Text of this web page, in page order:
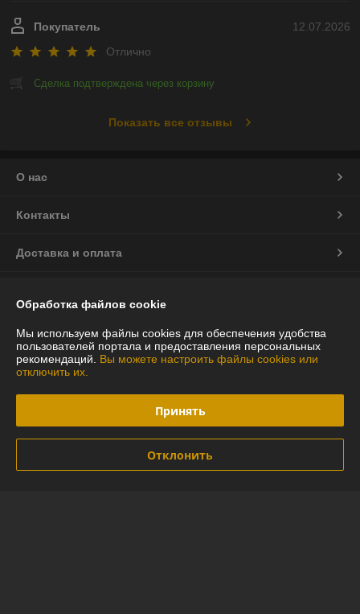
12.07.2026
Покупатель
Отлично
Сделка подтверждена через корзину
Показать все отзывы
О нас
Контакты
Доставка и оплата
Полная версия сайта
Политика обработки cookies
Обработка файлов cookie
Мы используем файлы cookies для обеспечения удобства
пользователей портала и предоставления персональных
рекомендаций. Вы можете настроить файлы cookies или
отключить их.
Принять
Отклонить